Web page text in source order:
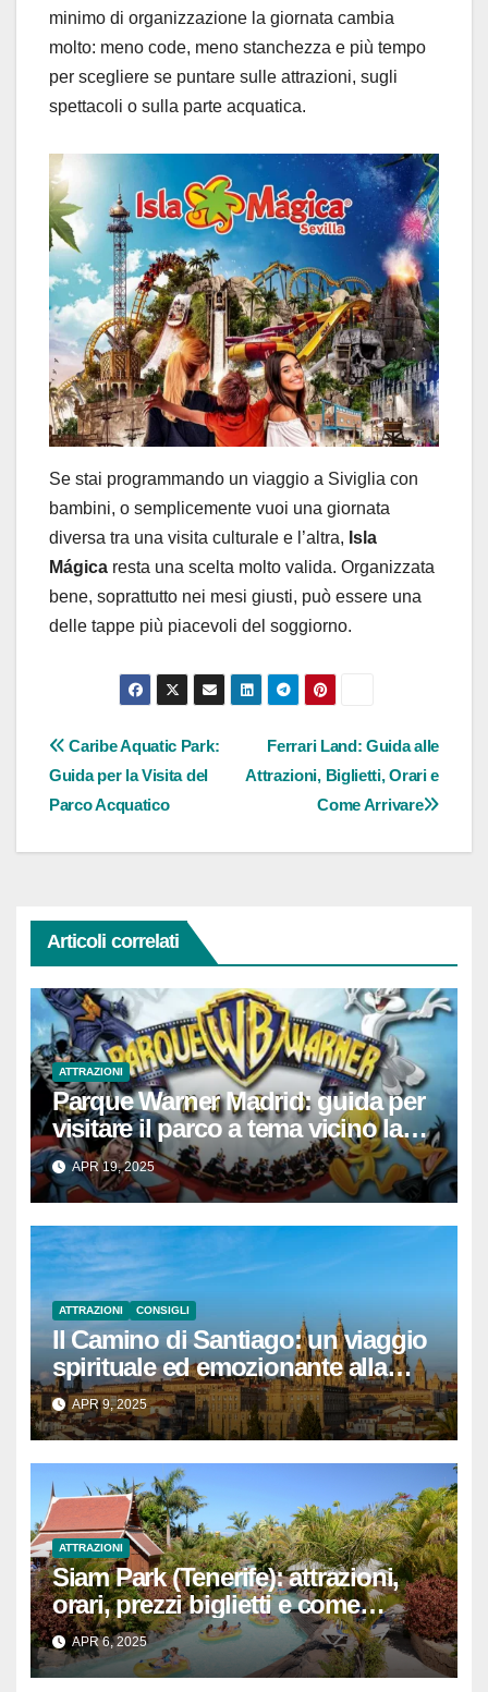
minimo di organizzazione la giornata cambia
molto: meno code, meno stanchezza e più tempo
per scegliere se puntare sulle attrazioni, sugli
spettacoli o sulla parte acquatica.
Se stai programmando un viaggio a Siviglia con
bambini, o semplicemente vuoi una giornata
diversa tra una visita culturale e l’altra, Isla
Mágica resta una scelta molto valida. Organizzata
bene, soprattutto nei mesi giusti, può essere una
delle tappe più piacevoli del soggiorno.
Navigazione
articoli
Ferrari Land: Guida alle
Attrazioni, Biglietti, Orari e
Come Arrivare
Caribe Aquatic Park:
Guida per la Visita del
Parco Acquatico
Articoli correlati
ATTRAZIONI
Parque Warner Madrid: guida per
visitare il parco a tema vicino la
capitale spagnola
APR 19, 2025
ATTRAZIONI CONSIGLI
Il Camino di Santiago: un viaggio
spirituale ed emozionante alla
scoperta di se stessi e della storia
APR 9, 2025
ATTRAZIONI
Siam Park (Tenerife): attrazioni,
orari, prezzi biglietti e come
arrivare
APR 6, 2025